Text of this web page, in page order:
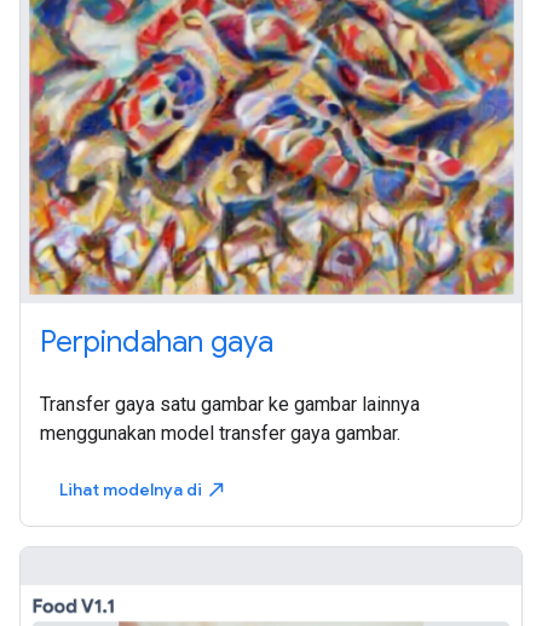
Perpindahan gaya
Transfer gaya satu gambar ke gambar lainnya
menggunakan model transfer gaya gambar.
Lihat modelnya di north_east